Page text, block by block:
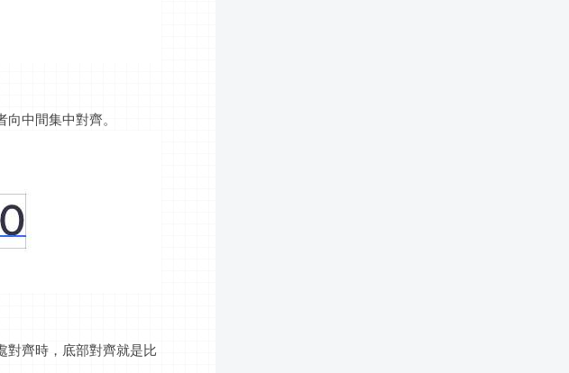
中間集中對齊。
對齊時，底部對齊就是比